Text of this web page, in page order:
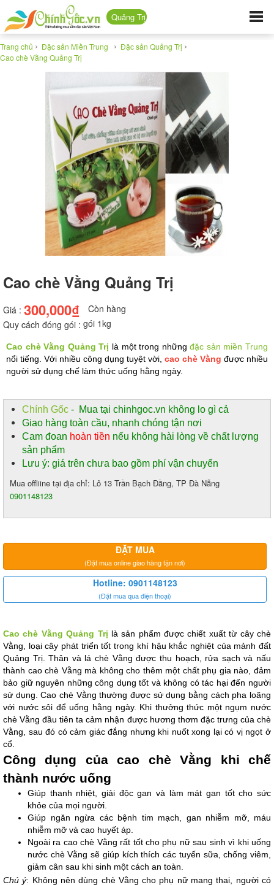
Quảng Trị
Trang chủ › Đặc sản Miền Trung › Đặc sản Quảng Trị ›
Cao chè Vằng Quảng Trị
Cao chè Vằng Quảng Trị
Giá : 300,000₫
Còn hàng
Quy cách đóng gói : gói 1kg
Cao chè Vằng Quảng Trị là một trong những đặc sản miền Trung
nổi tiếng. Với nhiều công dụng tuyệt vời, cao chè Vằng được nhiều
người sử dụng chế làm thức uống hằng ngày.
Chính Gốc - Mua tại chinhgoc.vn không lo gì cả
Giao hàng toàn cầu, nhanh chóng tận nơi
Cam đoan hoàn tiền nếu không hài lòng về chất lượng
sản phẩm
Lưu ý: giá trên chưa bao gồm phí vận chuyển
Mua offliine tại địa chỉ: Lô 13 Trần Bạch Đằng, TP Đà Nẵng
0901148123
ĐẶT MUA
(Đặt mua online giao hàng tận nơi)
Hotline: 0901148123
(Đặt mua qua điện thoại)
Cao chè Vằng Quảng Trị là sản phẩm được chiết xuất từ cây chè
Vằng, loại cây phát triển tốt trong khí hậu khắc nghiệt của mảnh đất
Quảng Trị. Thân và lá chè Vằng được thu hoạch, rửa sạch và nấu
thành cao chè Vằng mà không cho thêm một chất phụ gia nào, đảm
bảo giữ nguyên những công dụng tốt và không có tác hại đến người
sử dụng. Cao chè Vằng thường được sử dụng bằng cách pha loãng
với nước sôi để uống hằng ngày. Khi thưởng thức một ngụm nước
chè Vằng đầu tiên ta cảm nhận được hương thơm đặc trưng của chè
Vằng, sau đó có cảm giác đắng nhưng khi nuốt xong lại có vị ngọt ở
cổ.
Công dụng của cao chè Vằng khi chế
thành nước uống
Giúp thanh nhiệt, giải độc gan và làm mát gan tốt cho sức
khỏe của mọi người.
Giúp ngăn ngừa các bệnh tim mạch, gan nhiễm mỡ, máu
nhiễm mỡ và cao huyết áp.
Ngoài ra cao chè Vằng rất tốt cho phụ nữ sau sinh vì khi uống
nước chè Vằng sẽ giúp kích thích các tuyến sữa, chống viêm,
giảm cân sau khi sinh một cách an toàn.
Chú ý: Không nên dùng chè Vằng cho phụ nữ mang thai, người có